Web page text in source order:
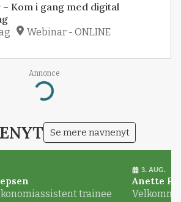
Kom i gang med digital
Webinar - ONLINE
Annonce
Loading...
Se mere navnenyt
trainee
3. AUG.
Anette